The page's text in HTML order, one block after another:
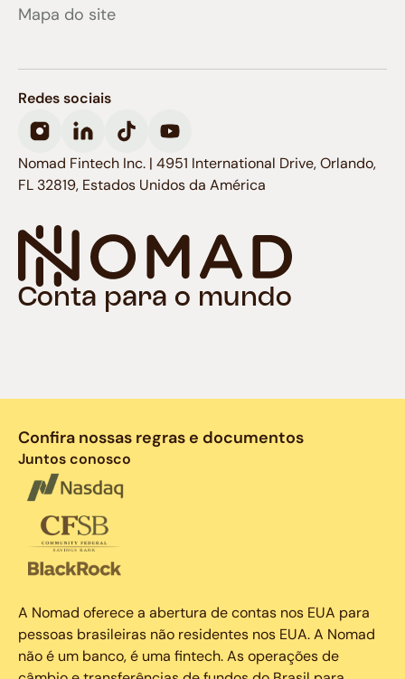
Mapa do site
Conta para o mundo
Redes sociais
Nomad Fintech Inc. | 4951 International Drive, Orlando,
FL 32819, Estados Unidos da América
Confira nossas regras e documentos
Juntos conosco
A Nomad oferece a abertura de contas nos EUA para
pessoas brasileiras não residentes nos EUA. A Nomad
não é um banco, é uma fintech. As operações de